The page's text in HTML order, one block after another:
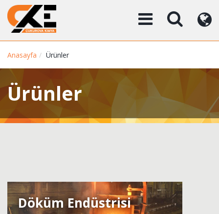
Anasayfa Ürünler
Ürünler
Döküm Endüstrisi